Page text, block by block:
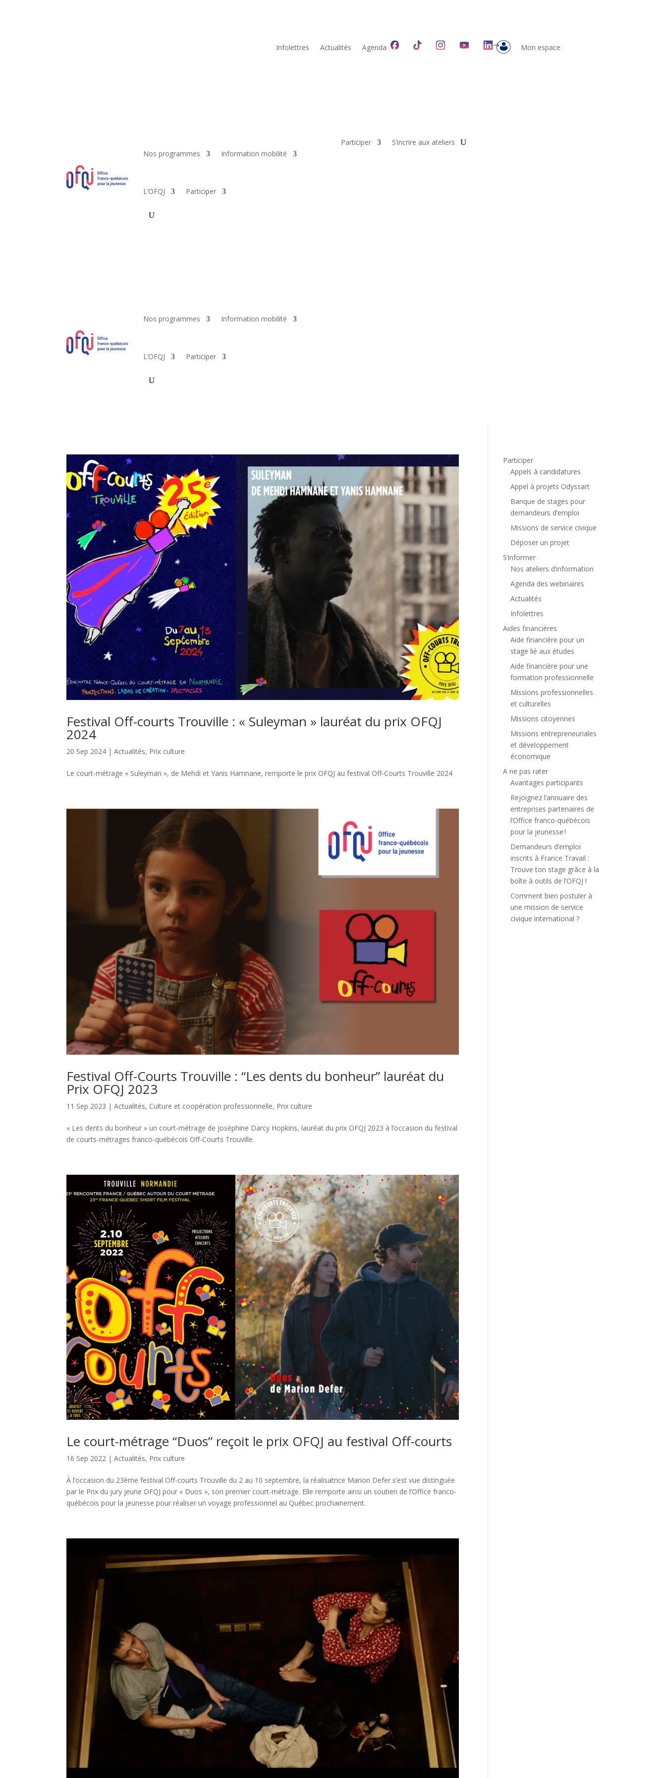
Infolettres Actualités Agenda Mon espace
Nos programmes Information mobilité
L’OFQJ Participer
Participer S’incrire aux ateliers
Nos programmes Information mobilité
L’OFQJ Participer
Festival Off-courts Trouville : « Suleyman » lauréat du prix OFQJ
2024
20 Sep 2024 |Actualités, Prix culture
Le court-métrage « Suleyman », de Mehdi et Yanis Hamnane, remporte le prix OFQJ au festival Off-Courts Trouville 2024
Festival Off-Courts Trouville : “Les dents du bonheur” lauréat du
Prix OFQJ 2023
11 Sep 2023 |Actualités, Culture et coopération professionnelle, Prix culture
« Les dents du bonheur » un court-métrage de Joséphine Darcy Hopkins, lauréat du prix OFQJ 2023 à l’occasion du festival
de courts-métrages franco-québécois Off-Courts Trouville.
Le court-métrage “Duos” reçoit le prix OFQJ au festival Off-courts
16 Sep 2022 |Actualités, Prix culture
À l’occasion du 23ème festival Off-courts Trouville du 2 au 10 septembre, la réalisatrice Marion Defer s’est vue distinguée
par le Prix du jury jeune OFQJ pour « Duos », son premier court-métrage. Elle remporte ainsi un soutien de l’Office franco-
québécois pour la jeunesse pour réaliser un voyage professionnel au Québec prochainement.
Participer
Appels à candidatures
Appel à projets Odyssart
Banque de stages pour
demandeurs d’emploi
Missions de service civique
Déposer un projet
S’informer
Nos ateliers d’information
Agenda des webinaires
Actualités
Infolettres
Aides financières
Aide financière pour un
stage lié aux études
Aide financière pour une
formation professionnelle
Missions professionnelles
et culturelles
Missions citoyennes
Missions entrepreneuriales
et développement
économique
A ne pas rater
Avantages participants
Rejoignez l’annuaire des
entreprises partenaires de
l’Office franco-québécois
pour la jeunesse !
Demandeurs d’emploi
inscrits à France Travail :
Trouve ton stage grâce à la
boîte à outils de l’OFQJ !
Comment bien postuler à
une mission de service
civique international ?